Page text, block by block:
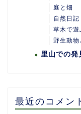
庭と畑
自然日記
草木で遊
野生動物
里山での発
最近のコメン